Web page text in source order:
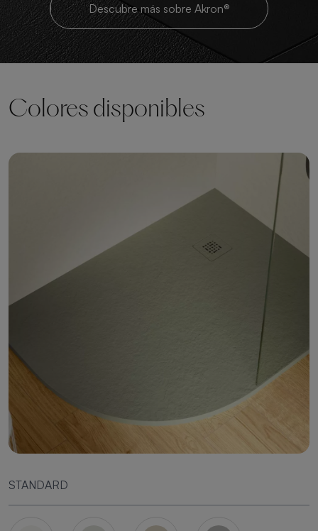
Descubre más sobre Akron®
Colores disponibles
STANDARD